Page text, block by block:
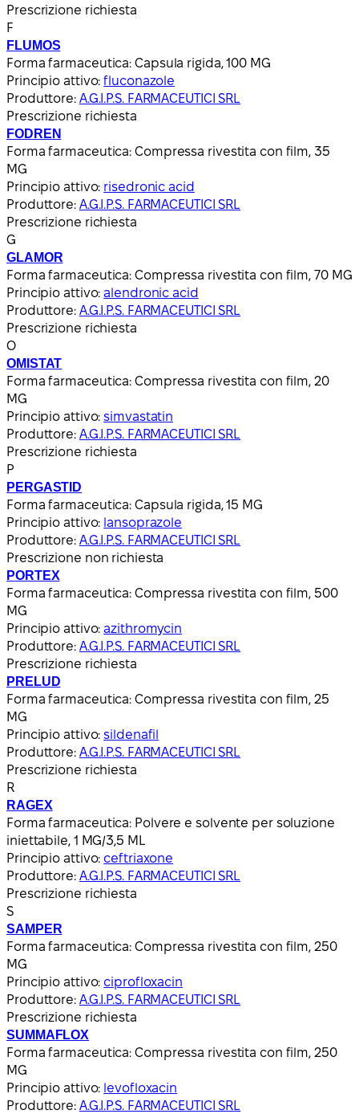
Prescrizione richiesta
F
FLUMOS
Forma farmaceutica: Capsula rigida, 100 MG
Principio attivo:fluconazole
Produttore: A.G.I.P.S. FARMACEUTICI SRL
Prescrizione richiesta
FODREN
Forma farmaceutica: Compressa rivestita con film, 35
MG
Principio attivo: risedronic acid
Produttore: A.G.I.P.S. FARMACEUTICI SRL
Prescrizione richiesta
G
GLAMOR
Forma farmaceutica: Compressa rivestita con film, 70 MG
Principio attivo:alendronic acid
Produttore: A.G.I.P.S. FARMACEUTICI SRL
Prescrizione richiesta
O
OMISTAT
Forma farmaceutica: Compressa rivestita con film, 20
MG
Principio attivo:simvastatin
Produttore: A.G.I.P.S. FARMACEUTICI SRL
Prescrizione richiesta
P
PERGASTID
Forma farmaceutica: Capsula rigida, 15 MG
Principio attivo: lansoprazole
Produttore: A.G.I.P.S. FARMACEUTICI SRL
Prescrizione non richiesta
PORTEX
Forma farmaceutica: Compressa rivestita con film, 500
MG
Principio attivo:azithromycin
Produttore: A.G.I.P.S. FARMACEUTICI SRL
Prescrizione richiesta
PRELUD
Forma farmaceutica: Compressa rivestita con film, 25
MG
Principio attivo:sildenafil
Produttore: A.G.I.P.S. FARMACEUTICI SRL
Prescrizione richiesta
R
RAGEX
Forma farmaceutica: Polvere e solvente per soluzione
iniettabile, 1 MG/3,5 ML
Principio attivo: ceftriaxone
Produttore: A.G.I.P.S. FARMACEUTICI SRL
Prescrizione richiesta
S
SAMPER
Forma farmaceutica: Compressa rivestita con film, 250
MG
Principio attivo: ciprofloxacin
Produttore: A.G.I.P.S. FARMACEUTICI SRL
Prescrizione richiesta
SUMMAFLOX
Forma farmaceutica: Compressa rivestita con film, 250
MG
Principio attivo: levofloxacin
Produttore: A.G.I.P.S. FARMACEUTICI SRL